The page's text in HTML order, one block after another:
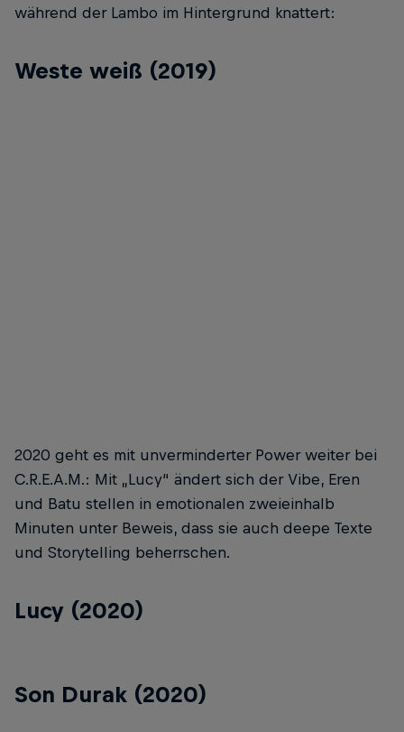
während der Lambo im Hintergrund knattert:
Weste weiß (2019)
2020 geht es mit unverminderter Power weiter bei
C.R.E.A.M.: Mit „Lucy“ ändert sich der Vibe, Eren
und Batu stellen in emotionalen zweieinhalb
Minuten unter Beweis, dass sie auch deepe Texte
und Storytelling beherrschen.
Lucy (2020)
Son Durak (2020)